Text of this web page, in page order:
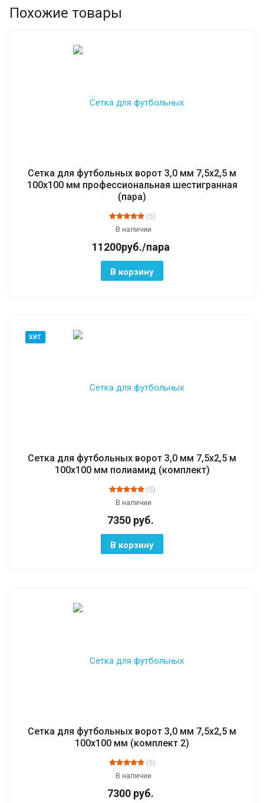
Похожие товары
Сетка для футбольных ворот 3,0 мм 7,5х2,5 м
100х100 мм профессиональная шестигранная
(пара)
(5)
В наличии
11200руб./пара
В корзину
ХИТ
Сетка для футбольных ворот 3,0 мм 7,5х2,5 м
100х100 мм полиамид (комплект)
(5)
В наличии
7350 руб.
В корзину
Сетка для футбольных ворот 3,0 мм 7,5х2,5 м
100х100 мм (комплект 2)
(5)
В наличии
7300 руб.